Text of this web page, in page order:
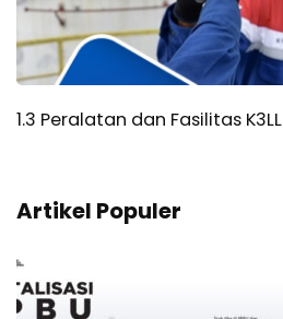
1.3 Peralatan dan Fasilitas K3LL
Artikel Populer